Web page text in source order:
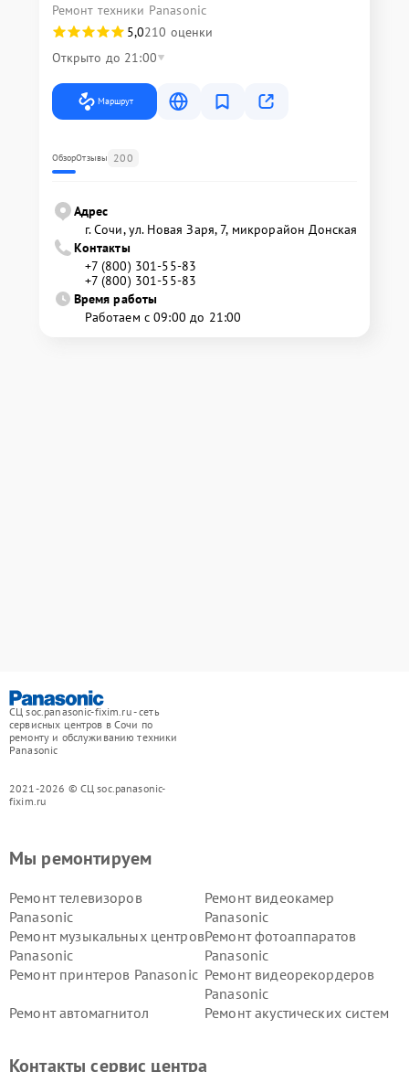
Ремонт техники Panasonic
5,0210 оценки
Открыто до 21:00
Маршрут
ОбзорОтзывы 200
Адрес
г. Сочи, ул. Новая Заря, 7, микрорайон Донская
Контакты
+7 (800) 301-55-83
+7 (800) 301-55-83
Время работы
Работаем с 09:00 до 21:00
СЦ soc.panasonic-fixim.ru - сеть
сервисных центров в Сочи по
ремонту и обслуживанию техники
Panasonic
2021-2026 © СЦ soc.panasonic-
fixim.ru
Мы ремонтируем
Ремонт телевизоров
Panasonic
Ремонт видеокамер
Panasonic
Ремонт музыкальных центров
Panasonic
Ремонт фотоаппаратов
Panasonic
Ремонт принтеров Panasonic Ремонт видеорекордеров
Panasonic
Ремонт автомагнитол
Ремонт акустических систем
Контакты сервис центра